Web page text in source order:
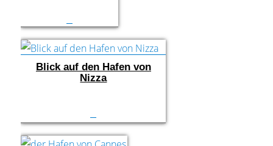
Blick auf den Hafen von
Nizza